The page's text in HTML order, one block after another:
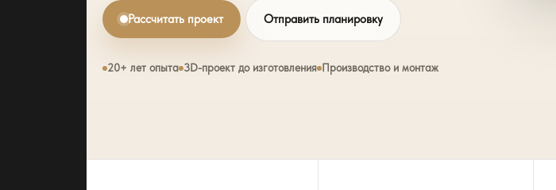
Рассчитать проект Отправить планировку
20+ лет опыта 3D-проект до изготовления Производство и монтаж